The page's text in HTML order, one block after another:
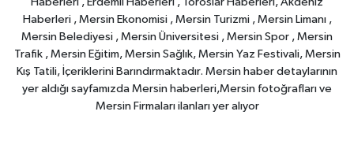
Haberleri , Mersin Ekonomisi , Mersin Turizmi , Mersin Limanı ,
Mersin Belediyesi , Mersin Üniversitesi , Mersin Spor , Mersin
Trafik , Mersin Eğitim, Mersin Sağlık, Mersin Yaz Festivali, Mersin
Kış Tatili, İçeriklerini Barındırmaktadır. Mersin haber detaylarının
yer aldığı sayfamızda Mersin haberleri,Mersin fotoğrafları ve
Mersin Firmaları ilanları yer alıyor